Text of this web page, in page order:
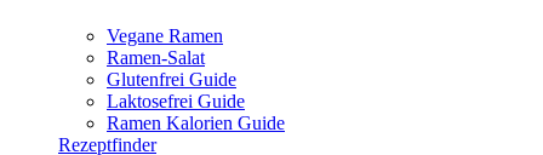
Vegane Ramen
Ramen-Salat
Glutenfrei Guide
Laktosefrei Guide
Ramen Kalorien Guide
Rezeptfinder